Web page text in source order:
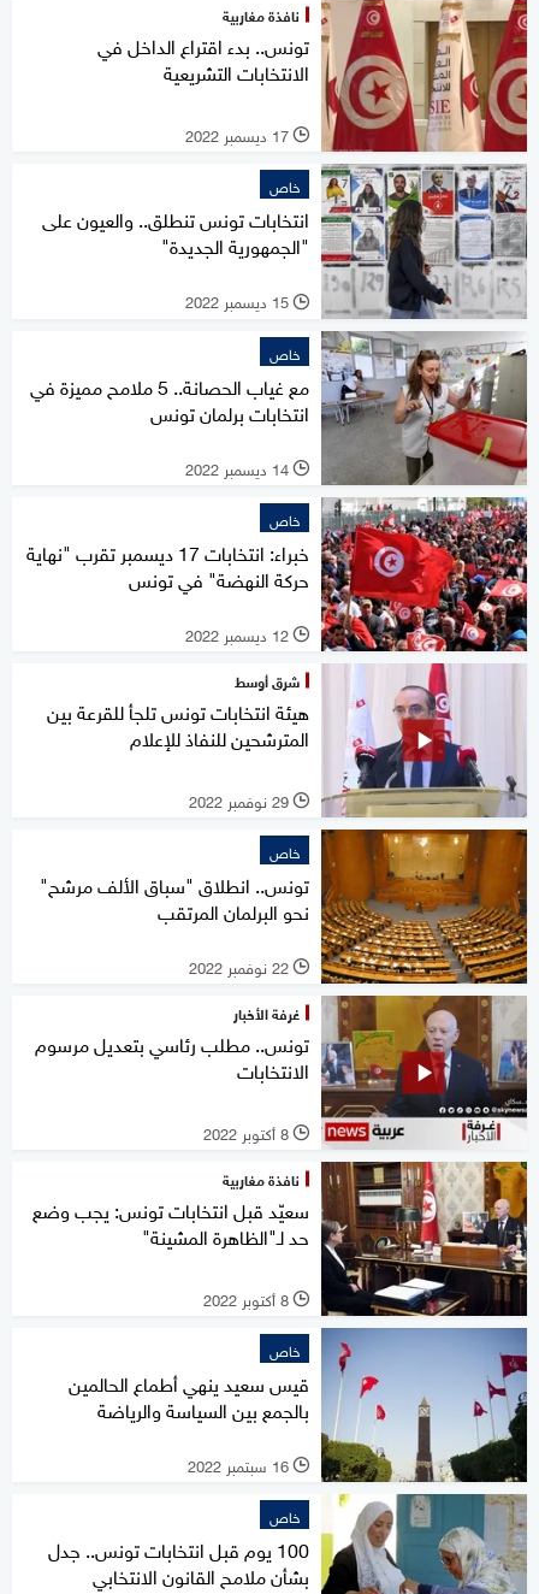
نافذة مغاربية
تونس.. بدء اقتراع الداخل في
الانتخابات التشريعية
l 17 ديسمبر 2022
خاص
انتخابات تونس تنطلق.. والعيون على
"الجمهورية الجديدة"
l 15 ديسمبر 2022
خاص
مع غياب الحصانة.. 5 ملامح مميزة في
انتخابات برلمان تونس
l 14 ديسمبر 2022
خاص
خبراء: انتخابات 17 ديسمبر تقرب "نهاية
حركة النهضة" في تونس
l 12 ديسمبر 2022
شرق أوسط
هيئة انتخابات تونس تلجأ للقرعة بين
المترشحين للنفاذ للإعلام
l 29 نوفمبر 2022
خاص
تونس.. انطلاق "سباق الألف مرشح"
نحو البرلمان المرتقب
l 22 نوفمبر 2022
غرفة الأخبار
تونس.. مطلب رئاسي بتعديل مرسوم
الانتخابات
l 8 أكتوبر 2022
نافذة مغاربية
سعيّد قبل انتخابات تونس: يجب وضع
حد لـ"الظاهرة المشينة"
l 8 أكتوبر 2022
خاص
قيس سعيد ينهي أطماع الحالمين
بالجمع بين السياسة والرياضة
l 16 سبتمبر 2022
خاص
100 يوم قبل انتخابات تونس.. جدل
بشأن ملامح القانون الانتخابي